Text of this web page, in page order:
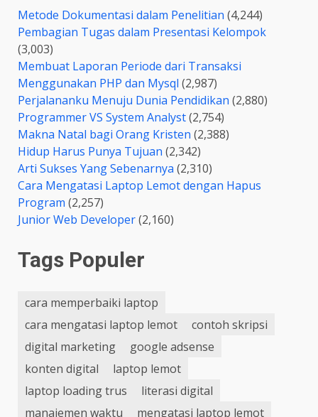
Metode Dokumentasi dalam Penelitian (4,244)
Pembagian Tugas dalam Presentasi Kelompok
(3,003)
Membuat Laporan Periode dari Transaksi
Menggunakan PHP dan Mysql (2,987)
Perjalananku Menuju Dunia Pendidikan (2,880)
Programmer VS System Analyst(2,754)
Makna Natal bagi Orang Kristen (2,388)
Hidup Harus Punya Tujuan (2,342)
Arti Sukses Yang Sebenarnya (2,310)
Cara Mengatasi Laptop Lemot dengan Hapus
Program (2,257)
Junior Web Developer(2,160)
Tags Populer
cara memperbaiki laptop
cara mengatasi laptop lemot
contoh skripsi
digital marketing
google adsense
konten digital
laptop lemot
laptop loading trus
literasi digital
manajemen waktu
mengatasi laptop lemot